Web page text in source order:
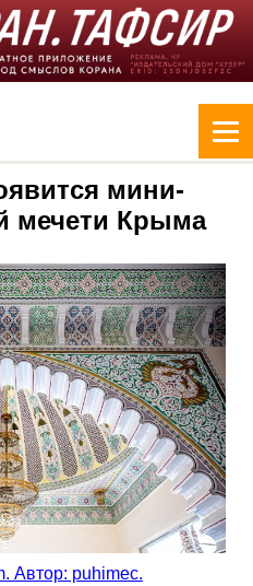
мини-
мечети Крыма
Автор: puhimec.